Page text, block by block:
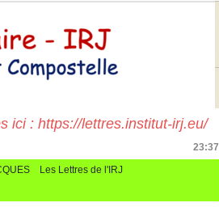
ici : https://lettres.institut-irj.eu/
23:37
Les Lettres de l'IRJ